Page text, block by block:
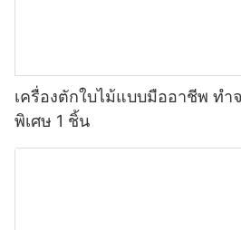
เครื่องตักใบไม้แบบมืออาชีพ ท
พิเศษ 1 ชิ้น